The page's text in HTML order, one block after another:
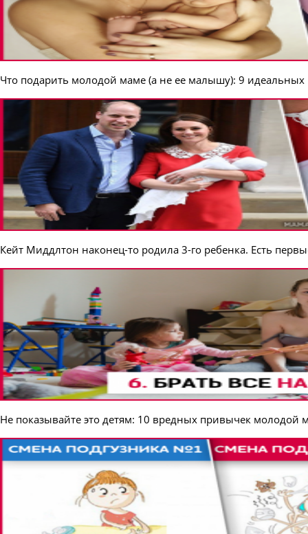
Что подарить молодой маме (а не ее малышу): 9 идеальных
Кейт Миддлтон наконец-то родила 3-го ребенка. Есть
Не показывайте это детям: 10 вредных привычек молодой